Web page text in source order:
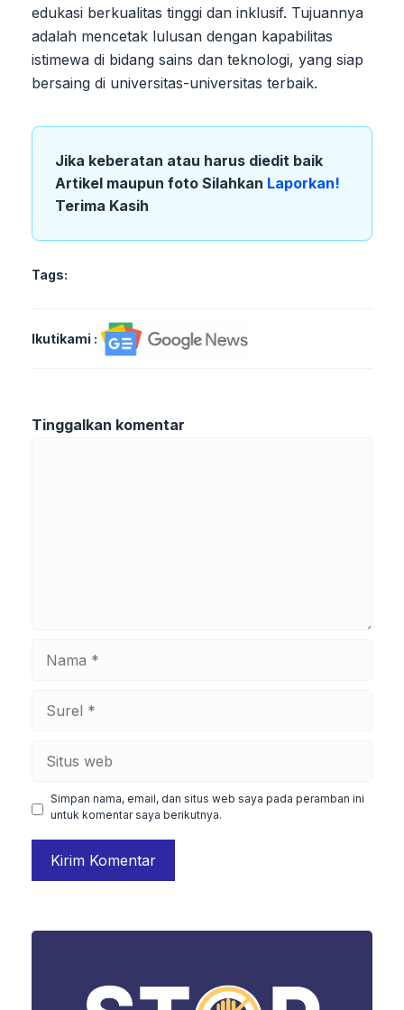
edukasi berkualitas tinggi dan inklusif. Tujuannya
adalah mencetak lulusan dengan kapabilitas
istimewa di bidang sains dan teknologi, yang siap
bersaing di universitas-universitas terbaik.
Jika keberatan atau harus diedit baik
Artikel maupun foto Silahkan Laporkan!
Terima Kasih
Tags:
Ikutikami :
Tinggalkan komentar
Simpan nama, email, dan situs web saya pada peramban ini
untuk komentar saya berikutnya.